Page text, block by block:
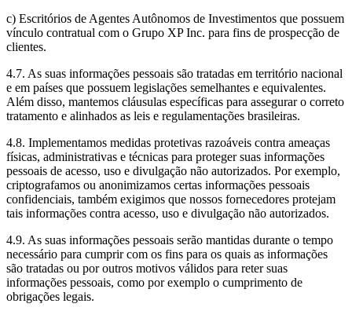
c) Escritórios de Agentes Autônomos de Investimentos que possuem
vínculo contratual com o Grupo XP Inc. para fins de prospecção de
clientes.
4.7. As suas informações pessoais são tratadas em território nacional
e em países que possuem legislações semelhantes e equivalentes.
Além disso, mantemos cláusulas específicas para assegurar o correto
tratamento e alinhados as leis e regulamentações brasileiras.
4.8. Implementamos medidas protetivas razoáveis contra ameaças
físicas, administrativas e técnicas para proteger suas informações
pessoais de acesso, uso e divulgação não autorizados. Por exemplo,
criptografamos ou anonimizamos certas informações pessoais
confidenciais, também exigimos que nossos fornecedores protejam
tais informações contra acesso, uso e divulgação não autorizados.
4.9. As suas informações pessoais serão mantidas durante o tempo
necessário para cumprir com os fins para os quais as informações
são tratadas ou por outros motivos válidos para reter suas
informações pessoais, como por exemplo o cumprimento de
obrigações legais.